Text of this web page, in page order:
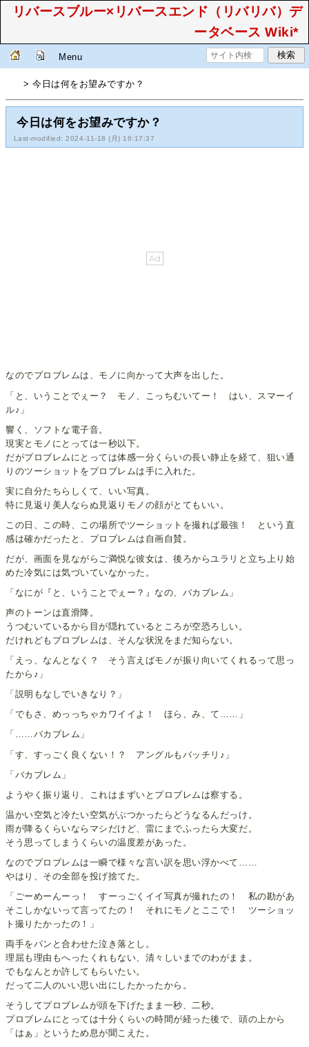
リバースブルー×リバースエンド（リバリバ）デ
ータベース Wiki*
Menu
> 今日は何をお望みですか？
今日は何をお望みですか？
Last-modified: 2024-11-18 (月) 16:17:37
なのでプロブレムは、モノに向かって大声を出した。
「と、いうことでぇー？ モノ、こっちむいてー！ はい、スマーイ
ル♪」
響く、ソフトな電子音。
現実とモノにとっては一秒以下。
だがプロブレムにとっては体感一分くらいの長い静止を経て、狙い通
りのツーショットをプロブレムは手に入れた。
実に自分たちらしくて、いい写真。
特に見返り美人ならぬ見返りモノの顔がとてもいい。
この日、この時、この場所でツーショットを撮れば最強！ という直
感は確かだったと、プロブレムは自画自賛。
だが、画面を見ながらご満悦な彼女は、後ろからユラリと立ち上り始
めた冷気には気づいていなかった。
「なにが『と、いうことでぇー？』なの、バカブレム」
声のトーンは直滑降。
うつむいているから目が隠れているところが空恐ろしい。
だけれどもプロブレムは、そんな状況をまだ知らない。
「えっ、なんとなく？ そう言えばモノが振り向いてくれるって思っ
たから♪」
「説明もなしでいきなり？」
「でもさ、めっっちゃカワイイよ！ ほら、み、て……」
「……バカブレム」
「す、すっごく良くない！？ アングルもバッチリ♪」
「バカブレム」
ようやく振り返り、これはまずいとプロブレムは察する。
温かい空気と冷たい空気がぶつかったらどうなるんだっけ。
雨が降るくらいならマシだけど、雷にまでふったら大変だ。
そう思ってしまうくらいの温度差があった。
なのでプロブレムは一瞬で様々な言い訳を思い浮かべて……
やはり、その全部を投げ捨てた。
「ごーめーんーっ！ すーっごくイイ写真が撮れたの！ 私の勘があ
そこしかないって言ってたの！ それにモノとここで！ ツーショッ
ト撮りたかったの！」
両手をパンと合わせた泣き落とし。
理屈も理由もへったくれもない、清々しいまでのわがまま。
でもなんとか許してもらいたい。
だって二人のいい思い出にしたかったから。
そうしてプロブレムが頭を下げたまま一秒、二秒。
プロブレムにとっては十分くらいの時間が経った後で、頭の上から
「はぁ」というため息が聞こえた。